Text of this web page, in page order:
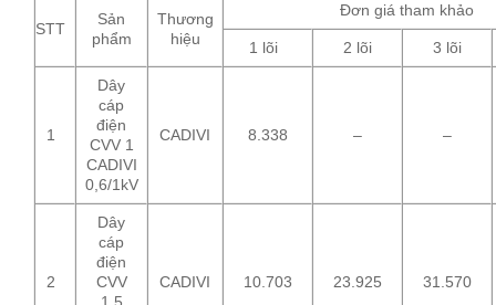
STT
Sản
phẩm
Thương
hiệu
Đơn giá tham khảo
1 lõi 2 lõi 3 lõi
1
Dây
cáp
điện
CVV 1
CADIVI
0,6/1kV
CADIVI 8.338 – –
2
Dây
cáp
điện
CVV
CADIVI 10.703 23.925 31.570